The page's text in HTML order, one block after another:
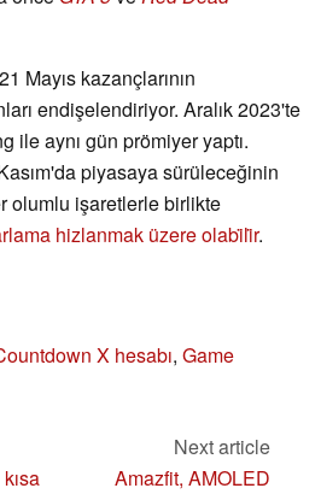
Mayıs kazançlarının
endişelendiriyor. Aralık 2023'te
ile aynı gün prömiyer yaptı.
piyasaya sürüleceğinin
olumlu işaretlerle birlikte
hizlanmak üzere olabi̇li̇r.
X hesabı, Game
Next article
Amazfit, AMOLED